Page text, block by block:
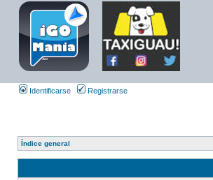
Identificarse Registrarse
Índice general